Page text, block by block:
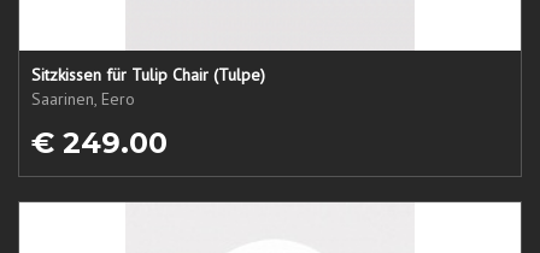
Sitzkissen für Tulip Chair (Tulpe)
Saarinen, Eero
€ 249.00